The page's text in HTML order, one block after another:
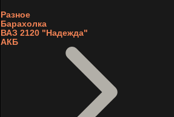
Разное
Барахолка
ВАЗ 2120 "Надежда"
АКБ